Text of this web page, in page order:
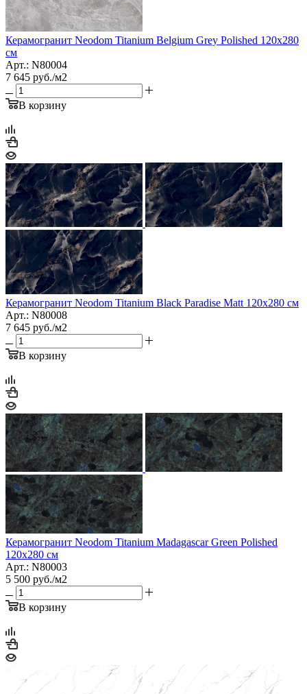
Керамогранит Neodom Titanium Belgium Grey Polished 120х280
см
Арт.: N80004
7 645 руб./м2
В корзину
Керамогранит Neodom Titanium Black Paradise Matt 120х280 см
Арт.: N80008
7 645 руб./м2
В корзину
Керамогранит Neodom Titanium Madagascar Green Polished
120х280 см
Арт.: N80003
5 500 руб./м2
В корзину